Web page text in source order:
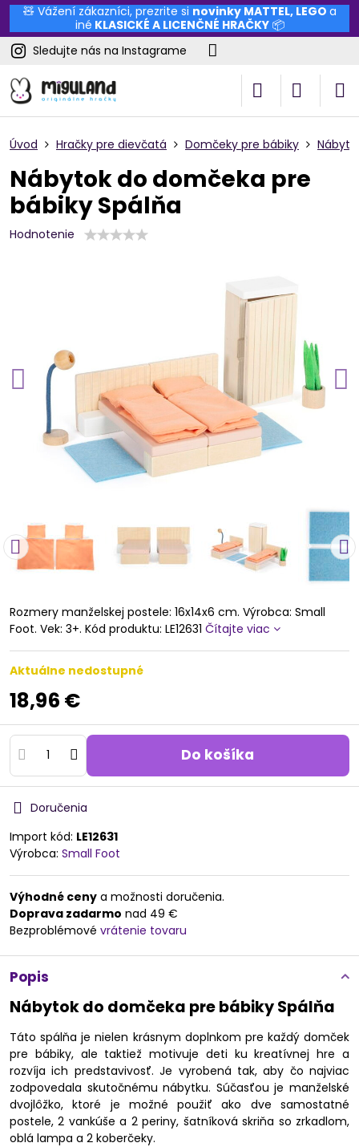
🧸 Vážení zákazníci, prezrite si novinky MATTEL, LEGO a
iné KLASICKÉ A LICENČNÉ HRAČKY📦
Sledujte nás na Instagrame
Úvod Hračky pre dievčatá Domčeky pre bábiky
Nábytok do domčeka pre
bábiky Spálňa
Hodnotenie
Rozmery manželskej postele: 16x14x6 cm. Výrobca: Small
Foot. Vek: 3+. Kód produktu: LE12631 Čítajte viac
Aktuálne nedostupné
18,96 €
Do košíka
Doručenia
Import kód: LE12631
Výrobca: Small Foot
Výhodné ceny a možnosti doručenia.
Doprava zadarmo nad 49 €
Bezproblémové vrátenie tovaru
Popis
Nábytok do domčeka pre bábiky Spálňa
Táto spálňa je nielen krásnym doplnkom pre každý domček
pre bábiky, ale taktiež motivuje deti ku kreatívnej hre a
rozvíja ich predstavivosť. Je vyrobená tak, aby čo najviac
zodpovedala skutočnému nábytku. Súčasťou je manželské
dvojlôžko, ktoré je možné použiť ako dve samostatné
postele, 2 vankúše a 2 periny, šatníková skriňa so zrkadlom,
oblá lampa a 2 koberčeky.